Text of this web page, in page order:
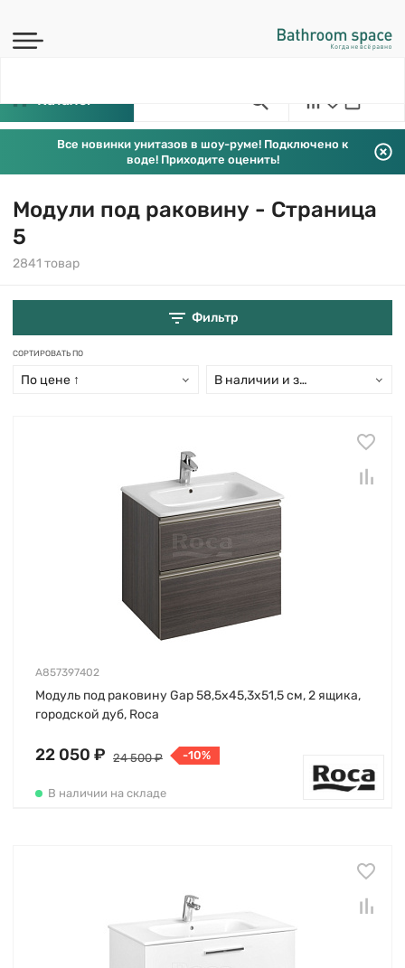
Каталог
Все новинки унитазов в шоу-руме! Подключено к
воде! Приходите оценить!
Модули под раковину - Страница
5
2841 товар
Фильтр
СОРТИРОВАТЬ ПО
По цене ↑ В наличии и заказ свыше 15 дн
A857397402
Модуль под раковину Gap 58,5х45,3х51,5 см, 2 ящика,
городской дуб, Roca
22 050 ₽ 24 500 ₽ -10%
В наличии на складе